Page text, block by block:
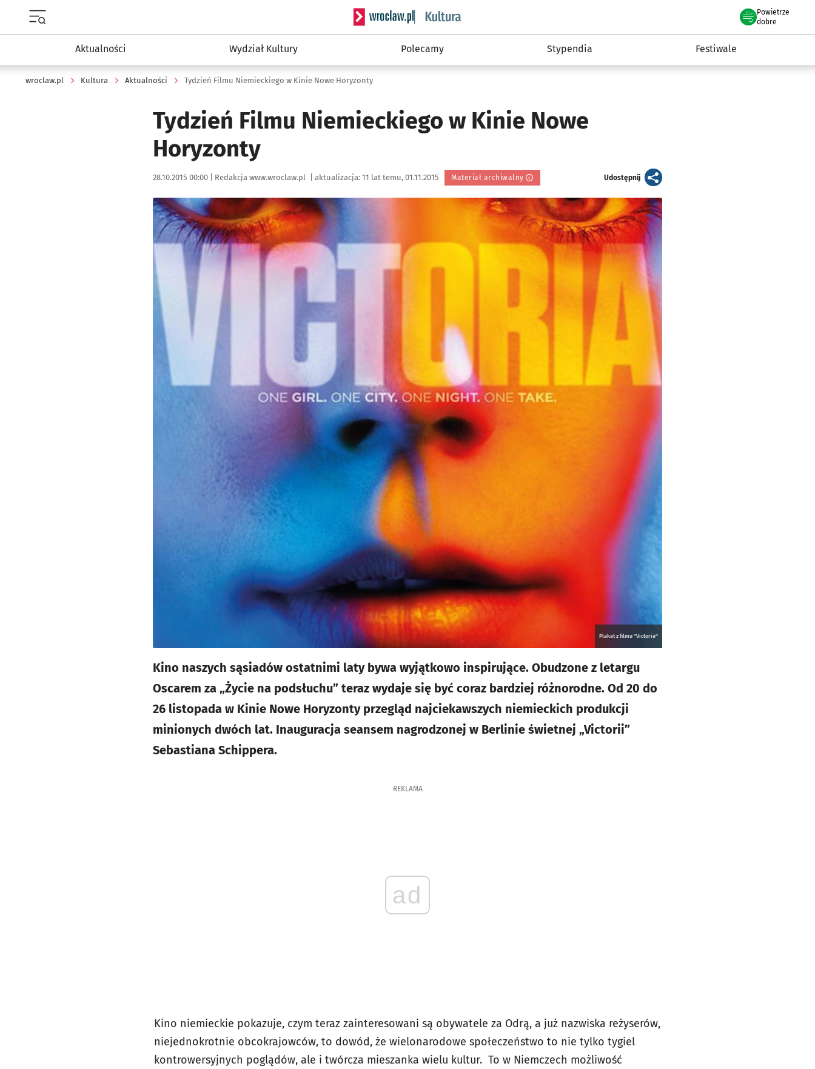
Serwis informacyjny wroclaw.pl podserwis: Kultura
Powietrze
we Wrocławiu
dobre
Aktualności Wydział Kultury Polecamy Stypendia Festiwale
wroclaw.pl Kultura Aktualności Tydzień Filmu Niemieckiego w Kinie Nowe Horyzonty
Tydzień Filmu Niemieckiego w Kinie Nowe
Horyzonty
Data publikacji:
28.10.2015 00:00 | Autor:
Redakcja www.wroclaw.pl aktualizacja: 11 lat temu, 01.11.2015 Materiał archiwalny Udostępnijartykuł
Kliknij, aby powiększyć
Plakat z filmu "Victoria"
Kino naszych sąsiadów ostatnimi laty bywa wyjątkowo inspirujące. Obudzone z letargu
Oscarem za „Życie na podsłuchu” teraz wydaje się być coraz bardziej różnorodne. Od 20 do
26 listopada w Kinie Nowe Horyzonty przegląd najciekawszych niemieckich produkcji
minionych dwóch lat. Inauguracja seansem nagrodzonej w Berlinie świetnej „Victorii”
Sebastiana Schippera.
REKLAMA
ad
Kino niemieckie pokazuje, czym teraz zainteresowani są obywatele za Odrą, a już nazwiska reżyserów,
niejednokrotnie obcokrajowców, to dowód, że wielonarodowe społeczeństwo to nie tylko tygiel
kontrowersyjnych poglądów, ale i twórcza mieszanka wielu kultur. To w Niemczech możliwość